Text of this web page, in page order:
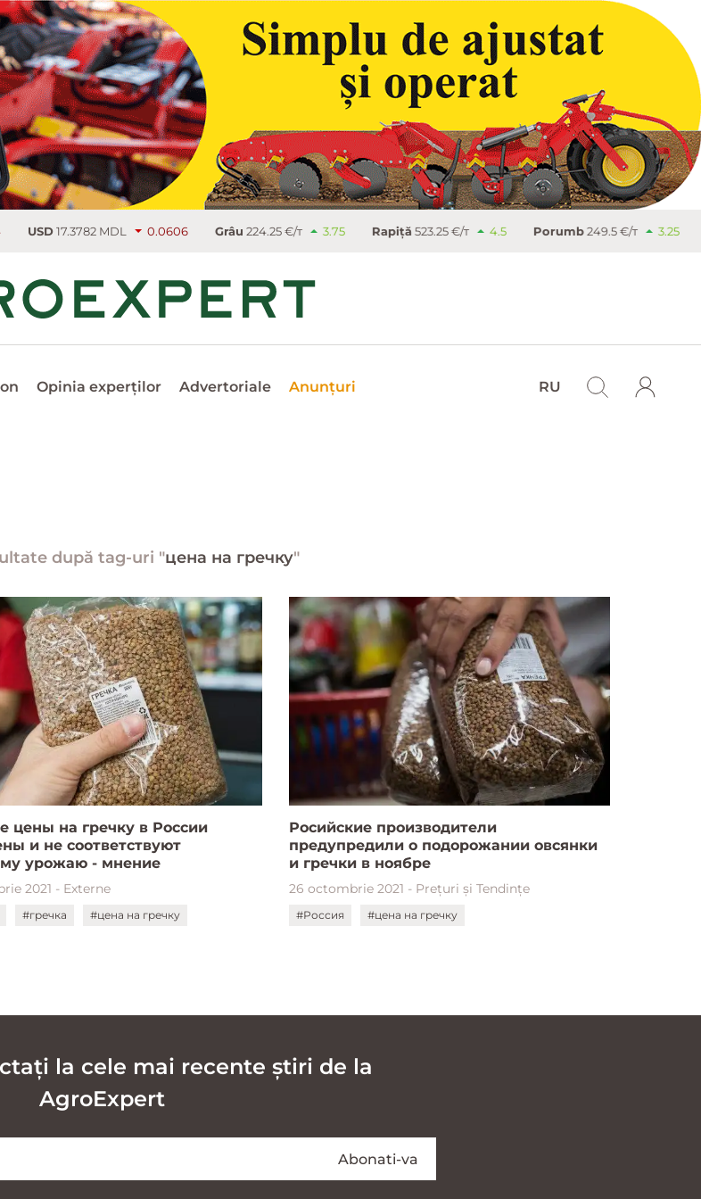
17.3782 MDL 0.0606 Grâu 224.25 €/т 3.75 Rapiţă523.25 €/т 4.5 Porumb249.5 €/т 3.25
Opinia experților Advertoriale Anunțuri RU
după tag-uri "цена на гречку"
цены на гречку в России
и не соответствуют
урожаю - мнение
2021 - Externe
#гречка #цена на гречку
Росийские производители
предупредили о подорожании овсянки
и гречки в ноябре
26 octombrie 2021 - Prețuri și Tendințe
#Россия #цена на гречку
la cele mai recente știri de la
AgroExpert